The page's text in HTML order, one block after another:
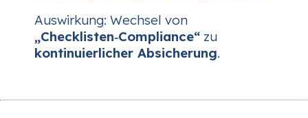
Auswirkung: Wechsel von
„Checklisten‑Compliance“ zu
kontinuierlicher Absicherung.